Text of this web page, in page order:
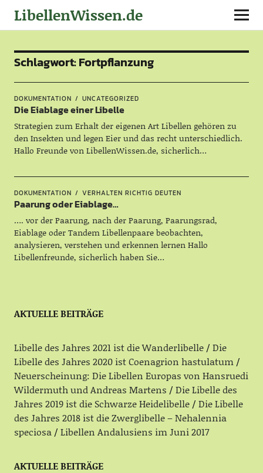
LibellenWissen.de
Schlagwort:Fortpflanzung
DOKUMENTATION UNCATEGORIZED
Die Eiablage einer Libelle
Strategien zum Erhalt der eigenen Art Libellen gehören zu
den Insekten und legen Eier und das recht unterschiedlich.
Hallo Freunde von LibellenWissen.de, sicherlich…
DOKUMENTATION VERHALTEN RICHTIG DEUTEN
Paarung oder Eiablage…
…. vor der Paarung, nach der Paarung, Paarungsrad,
Eiablage oder Tandem Libellenpaare beobachten,
analysieren, verstehen und erkennen lernen Hallo
Libellenfreunde, sicherlich haben Sie…
AKTUELLE BEITRÄGE
Libelle des Jahres 2021 ist die Wanderlibelle
Die
Libelle des Jahres 2020 ist Coenagrion hastulatum
Neuerscheinung: Die Libellen Europas von Hansruedi
Wildermuth und Andreas Martens
Die Libelle des
Jahres 2019 ist die Schwarze Heidelibelle
Die Libelle
des Jahres 2018 ist die Zwerglibelle – Nehalennia
speciosa
Libellen Andalusiens im Juni 2017
AKTUELLE BEITRÄGE